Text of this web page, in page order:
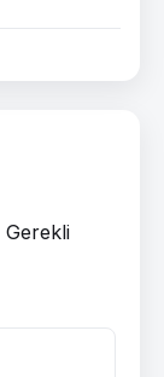
Gerekli